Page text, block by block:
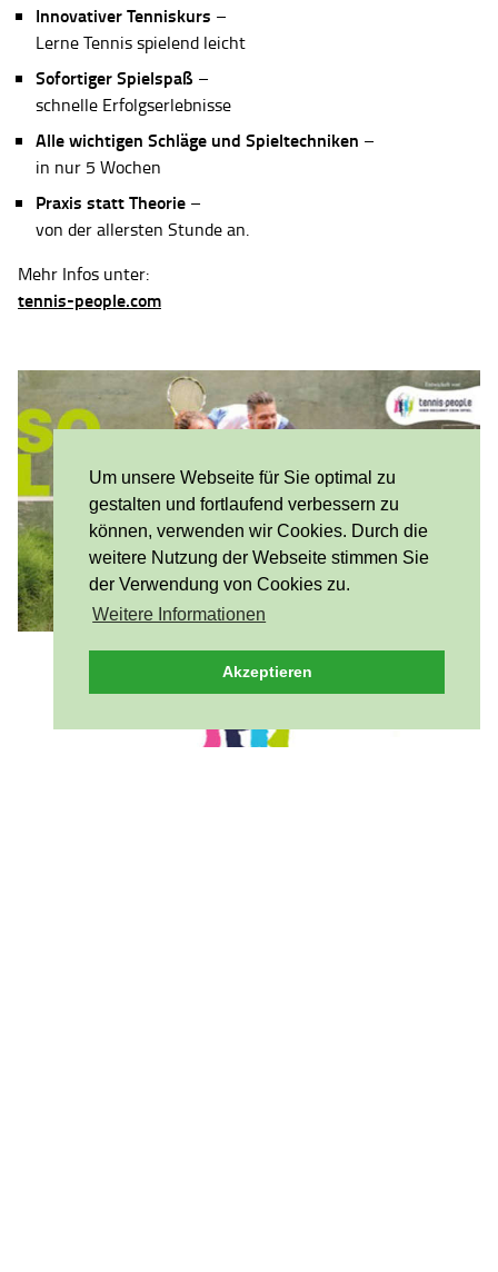
Um unsere Webseite für Sie optimal zu
gestalten und fortlaufend verbessern zu
können, verwenden wir Cookies. Durch die
weitere Nutzung der Webseite stimmen Sie
der Verwendung von Cookies zu.
Weitere Informationen
Akzeptieren
Innovativer Tenniskurs –
Lerne Tennis spielend leicht
Sofortiger Spielspaß –
schnelle Erfolgserlebnisse
Alle wichtigen Schläge und Spieltechniken –
in nur 5 Wochen
Praxis statt Theorie –
von der allersten Stunde an.
Mehr Infos unter:
tennis-people.com